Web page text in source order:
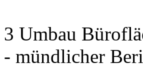
3 Umbau
- mündlicher